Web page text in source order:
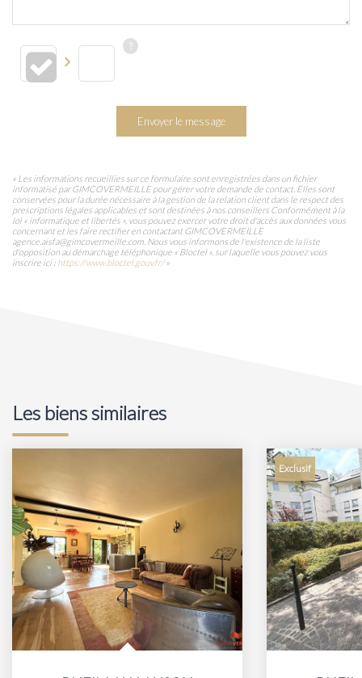
Envoyer le message
« Les informations recueillies sur ce formulaire sont enregistrées dans un fichier
informatisé par GIMCOVERMEILLE pour gérer votre demande de contact. Elles sont
conservées pour la durée nécessaire à la gestion de la relation client dans le respect des
prescriptions légales applicables et sont destinées à nos conseillers Conformément à la
loi « informatique et libertés », vous pouvez exercer votre droit d'accès aux données vous
concernant et les faire rectifier en contactant GIMCOVERMEILLE
agence.aisfa@gimcovermeille.com. Nous vous informons de l'existence de la liste
d'opposition au démarchage téléphonique « Bloctel », sur laquelle vous pouvez vous
inscrire ici : https://www.bloctel.gouv.fr/»
Les biens similaires
Exclusif